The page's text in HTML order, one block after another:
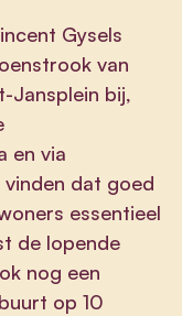
Gysels
van
Jansplein bij,
en via
dat goed
essentieel
de lopende
nog een
op 10